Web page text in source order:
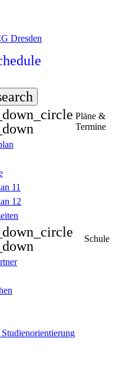
Dresden
Pläne &
Termine
11
12
Schule